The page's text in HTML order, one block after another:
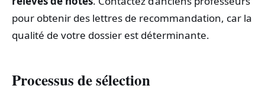
pour obtenir des lettres de recommandation, car la
qualité de votre dossier est déterminante.
Processus de sélection